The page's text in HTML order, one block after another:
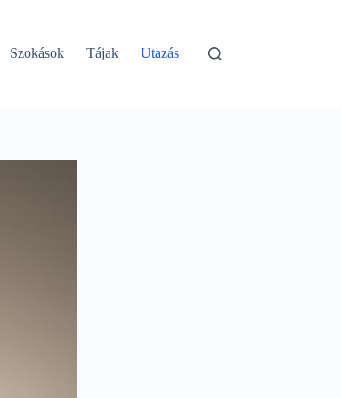
Szokások Tájak Utazás